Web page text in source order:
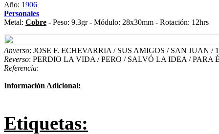
Año: 1906
Personales
Metal: Cobre - Peso: 9.3gr - Módulo: 28x30mm - Rotación: 12hrs
Anverso: JOSE F. ECHEVARRIA / SUS AMIGOS / SAN JUAN /
Reverso: PERDIO LA VIDA / PERO / SALVÓ LA IDEA / PARA
Referencia:
Información Adicional:
Etiquetas: